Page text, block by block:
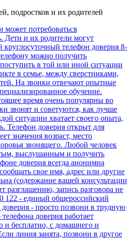
подростков и их родителей